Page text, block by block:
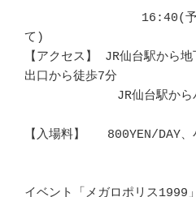
て)
【アクセス】 JR仙台駅から
出口から徒歩7分
【入場料】   800YEN/DAY、
イベント「メガロポリス1999